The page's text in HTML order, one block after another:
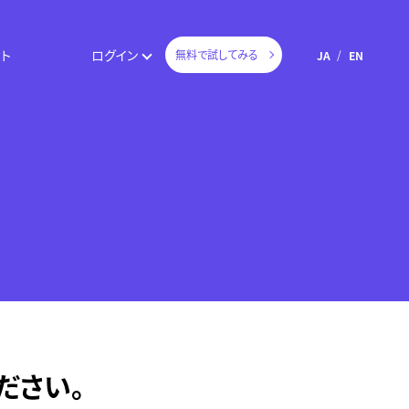
ログイン 無料で試してみる JA EN
い。